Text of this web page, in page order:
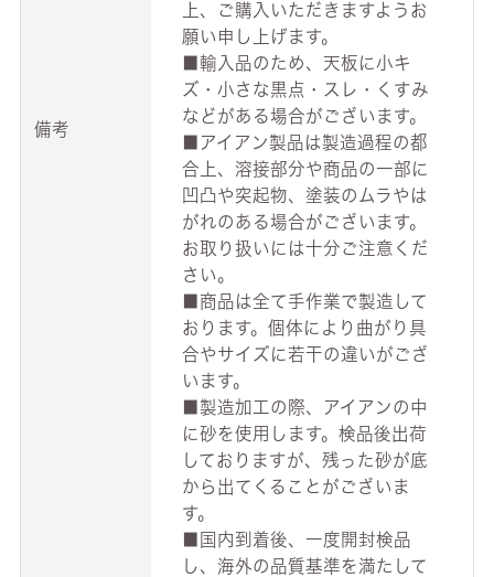
備考
上、ご購入いただきますようお
願い申し上げます。
■輸入品のため、天板に小キ
ズ・小さな黒点・スレ・くすみ
などがある場合がございます。
■アイアン製品は製造過程の都
合上、溶接部分や商品の一部に
凹凸や突起物、塗装のムラやは
がれのある場合がございます。
お取り扱いには十分ご注意くだ
さい。
■商品は全て手作業で製造して
おります。個体により曲がり具
合やサイズに若干の違いがござ
います。
■製造加工の際、アイアンの中
に砂を使用します。検品後出荷
しておりますが、残った砂が底
から出てくることがございま
す。
■国内到着後、一度開封検品
し、海外の品質基準を満たして